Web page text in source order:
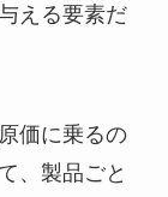
える要素だ
価に乗るの
、製品ごと